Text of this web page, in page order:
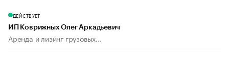
ДЕЙСТВУЕТ
ИП Коврижных Олег Аркадьевич
Аренда и лизинг грузовых...